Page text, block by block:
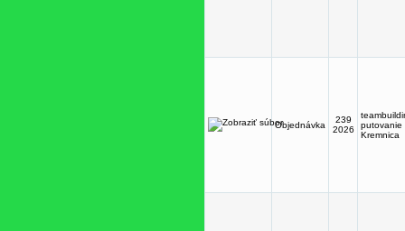
Objednávka
239
2026
putovanie
Kremnica